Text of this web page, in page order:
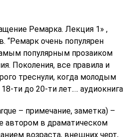
Ремарка. Лекция 1» ,
“Ремарк очень популярен
популярным прозаиком
Поколения, все правила и
треснули, когда молодым
ти до 20-ти лет.… аудиокнига
– примечание, заметка) –
автором в драматическом
возраста, внешних черт,